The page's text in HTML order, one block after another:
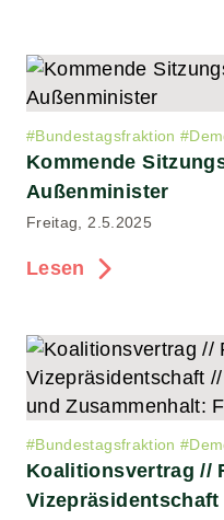
#Bundestagsfraktion #
Kommende
Außenminister
Freitag, 2.5.2025
Lesen
#Bundestagsfraktion #
Koalitionsvertrag //